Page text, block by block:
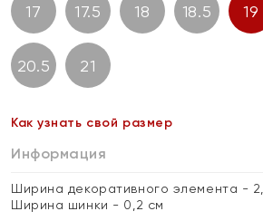
17 17.5 18 18.5 19
20.5 21
Как узнать свой размер
Информация
Ширина декоративного элемента -
Ширина шинки - 0,2 см